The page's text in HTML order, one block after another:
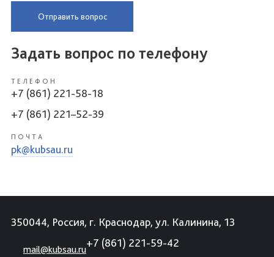
Отправить вопрос
Задать вопрос по телефону
ТЕЛЕФОН
+7 (861) 221-58-18
+7 (861) 221–52-39
ПОЧТА
pk@kubsau.ru
350044, Россия, г. Краснодар, ул. Калинина, 13
mail@kubsau.ru
+7 (861) 221-59-42